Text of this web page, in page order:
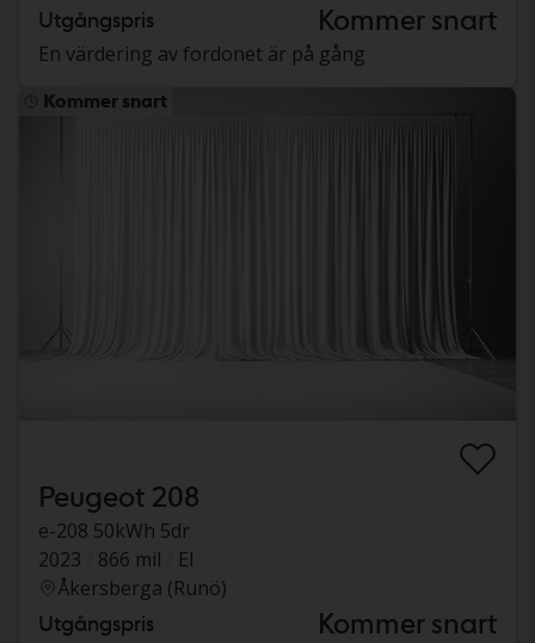
Utgångspris Kommer snart
En värdering av fordonet är på gång
Kommer snart
Peugeot 208
e-208 50kWh 5dr
2023
866 mil
El
Åkersberga (Runö)
Utgångspris Kommer snart